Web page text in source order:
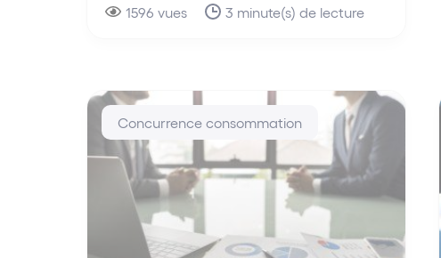
1596 vues 3 minute(s) de lecture
Concurrence consommation